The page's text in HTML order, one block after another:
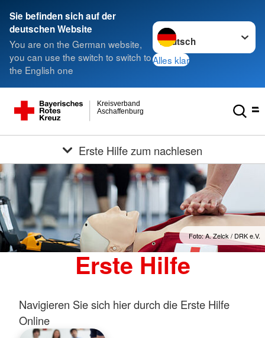
Sie befinden sich auf der
deutschen Website
You are on the German website,
you can use the switch to switch to
the English one
Sprache wechseln zu
Alles klar
Aschaffenburg
Kreisverband
Erste Hilfe zum nachlesen
Foto: A. Zelck / DRK e.V.
Erste Hilfe
Navigieren Sie sich hier durch die Erste Hilfe
Online